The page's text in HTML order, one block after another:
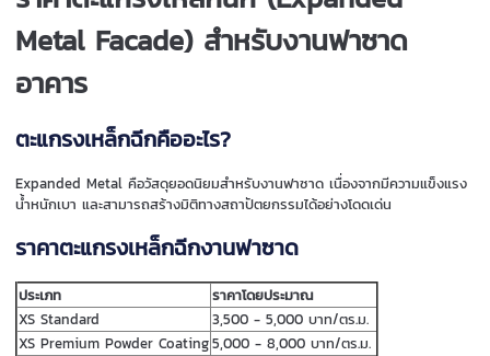
Metal Facade) สำหรับงานฟาซาด
อาคาร
ตะแกรงเหล็กฉีกคืออะไร?
Expanded Metal คือวัสดุยอดนิยมสำหรับงานฟาซาด เนื่องจากมีความแข็งแรง
น้ำหนักเบา และสามารถสร้างมิติทางสถาปัตยกรรมได้อย่างโดดเด่น
ราคาตะแกรงเหล็กฉีกงานฟาซาด
ประเภท
ราคาโดยประมาณ
XS Standard
3,500 - 5,000 บาท/ตร.ม.
XS Premium Powder Coating5,000 - 8,000 บาท/ตร.ม.